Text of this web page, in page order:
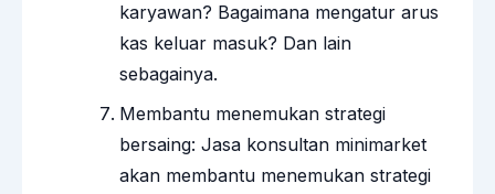
karyawan? Bagaimana mengatur arus
kas keluar masuk? Dan lain
sebagainya.
Membantu menemukan strategi
bersaing: Jasa konsultan minimarket
akan membantu menemukan strategi